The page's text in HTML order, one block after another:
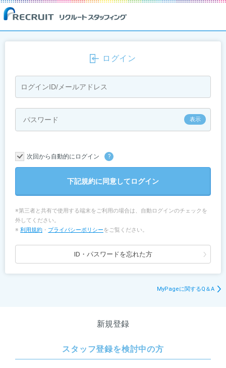
ログイン
次回から自動的にログイン ?
下記規約に同意してログイン
※第三者と共有で使用する端末をご利用の場合は、自動ログインのチェックを
外してください。
※ 利用規約 ・ プライバシーポリシーをご覧ください。
ID・パスワードを忘れた方
MyPageに関するQ＆A
新規登録
スタッフ登録を検討中の方